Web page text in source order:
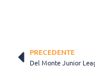
PRECEDENTE